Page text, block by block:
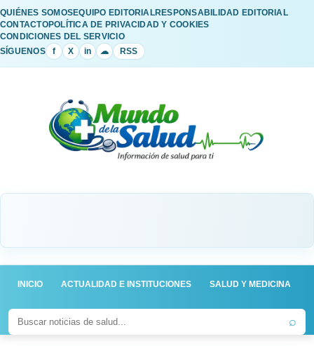
QUIÉNES SOMOSEQUIPO EDITORIALRESPONSABILIDAD EDITORIAL
CONTACTOPOLÍTICA DE PRIVACIDAD Y COOKIES
CONDICIONES DEL SERVICIO
SÍGUENOS
f X in ☁ RSS
INICIO ACTUALIDAD E INSTITUCIONES SALUD Y MEDICINA
⌕